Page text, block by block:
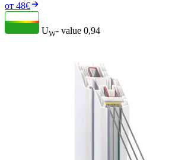
от 48€
UW- value 0,94